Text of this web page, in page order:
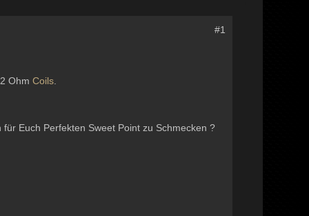
#1
OhmCoils
Euch Perfekten Sweet Point zu Schmecken ?